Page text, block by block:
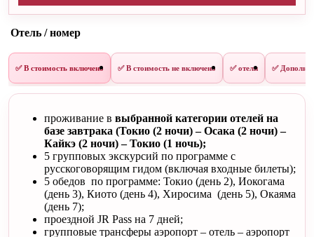
Отель / номер
✅ В стоимость включено ✅ В стоимость не включено ✅ отели ✅
проживание в выбранной категории отелей на
базе завтрака (Токио (2 ночи) – Осака (2 ночи) –
Кайкэ (2 ночи) – Токио (1 ночь);
5 групповых экскурсий по программе с
русскоговорящим гидом (включая входные билеты);
5 обедов по программе: Токио (день 2), Иокогама
(день 3), Киото (день 4), Хиросима (день 5), Окаяма
(день 7);
проездной JR Pass на 7 дней;
групповые трансферы аэропорт – отель – аэропорт